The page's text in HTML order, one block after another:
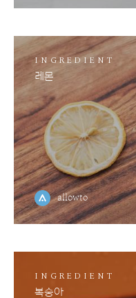
INGREDIENT
레몬
allowto
INGREDIENT
복숭아